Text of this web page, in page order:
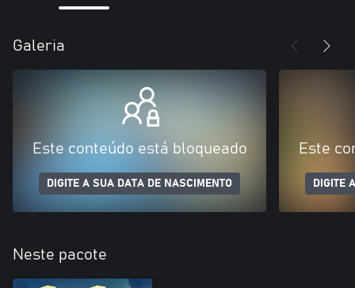
Galeria
Este conteúdo está bloqueado
DIGITE A SUA DATA DE NASCIMENTO
Este
DIGITE
Neste pacote